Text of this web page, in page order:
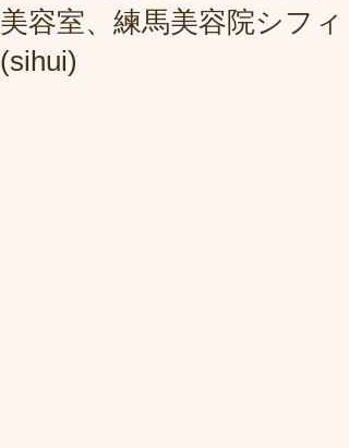
美容室、練馬美容院シフィ
(sihui)